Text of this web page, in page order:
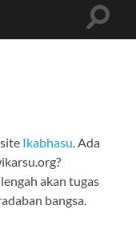
Toggle
Ikabhasu . Ada
akan tugas
bangsa.